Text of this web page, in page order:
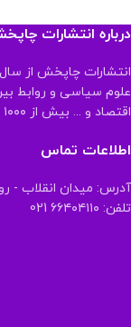
درباره انتشارات
علوم سیاسی و روابط
اقتصاد و ... بیش از ۱۰۰۰ عنوان کتاب روانه بازار نشر کرده است .
اطلاعات تماس
آدرس: میدان انقلاب -
تلفن: ۶۶۴۰۴۱۱۰ 021